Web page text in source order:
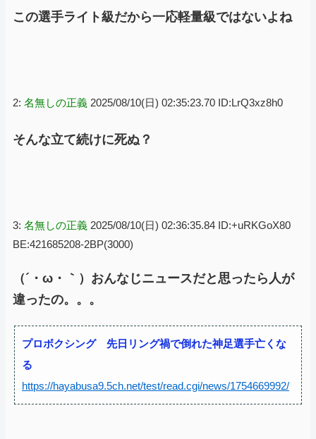
この選手ライト級だから一応軽量級ではないよね
2: 名無しの正義 2025/08/10(日) 02:35:23.70 ID:LrQ3xz8h0
そんな立て続けに死ぬ？
3: 名無しの正義 2025/08/10(日) 02:36:35.84 ID:+uRKGoX80
BE:421685208-2BP(3000)
（´・ω・｀）おんなじニュースだと思ったら人が
違ったの。。。
プロボクシング 先日リング禍で倒れた神足選手亡くな
る
https://hayabusa9.5ch.net/test/read.cgi/news/1754669992/